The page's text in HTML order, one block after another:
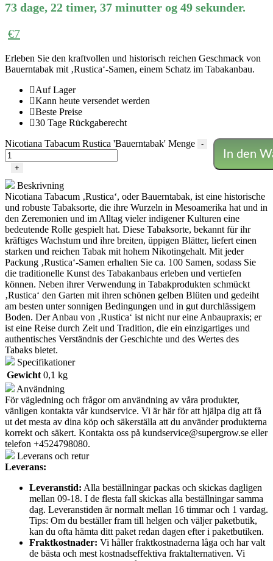
73 dage, 22 timer, 37 minutter og 49 sekunder.
€7
Erleben Sie den kraftvollen und historisch reichen Geschmack von
Bauerntabak mit ‚Rustica‘-Samen, einem Schatz im Tabakanbau.
Auf Lager
Kann heute versendet werden
Beste Preise
30 Tage Rückgaberecht
Nicotiana Tabacum Rustica 'Bauerntabak' Menge
-
+
In den
Beskrivning
Nicotiana Tabacum ‚Rustica‘, oder Bauerntabak, ist eine historische
und robuste Tabaksorte, die ihre Wurzeln in Mesoamerika hat und in
den Zeremonien und im Alltag vieler indigener Kulturen eine
bedeutende Rolle gespielt hat. Diese Tabaksorte, bekannt für ihr
kräftiges Wachstum und ihre breiten, üppigen Blätter, liefert einen
starken und reichen Tabak mit hohem Nikotingehalt. Mit jeder
Packung ‚Rustica‘-Samen erhalten Sie ca. 100 Samen, sodass Sie
die traditionelle Kunst des Tabakanbaus erleben und vertiefen
können. Neben ihrer Verwendung in Tabakprodukten schmückt
‚Rustica‘ den Garten mit ihren schönen gelben Blüten und gedeiht
am besten unter sonnigen Bedingungen und in gut durchlässigem
Boden. Der Anbau von ‚Rustica‘ ist nicht nur eine Anbaupraxis; er
ist eine Reise durch Zeit und Tradition, die ein einzigartiges und
authentisches Verständnis der Geschichte und des Wertes des
Tabaks bietet.
Specifikationer
Gewicht 0,1 kg
Användning
För vägledning och frågor om användning av våra produkter,
vänligen kontakta vår kundservice. Vi är här för att hjälpa dig att få
ut det mesta av dina köp och säkerställa att du använder produkterna
korrekt och säkert. Kontakta oss på kundservice@supergrow.se eller
telefon +4524798080.
Leverans och retur
Leverans:
Leveranstid: Alla beställningar packas och skickas dagligen
mellan 09-18. I de flesta fall skickas alla beställningar samma
dag. Leveranstiden är normalt mellan 16 timmar och 1 vardag.
Tips: Om du beställer fram till helgen och väljer paketbutik,
kan du ofta hämta ditt paket redan dagen efter i paketbutiken.
Fraktkostnader: Vi håller fraktkostnaderna låga och har valt
de bästa och mest kostnadseffektiva fraktalternativen. Vi